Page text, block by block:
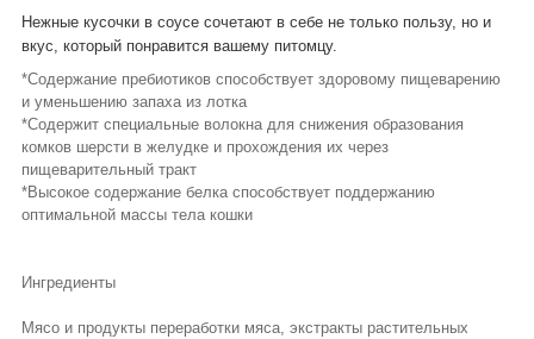
Нежные кусочки в соусе сочетают в себе не только пользу, но и
вкус, который понравится вашему питомцу.
*Содержание пребиотиков способствует здоровому пищеварению
и уменьшению запаха из лотка
*Содержит специальные волокна для снижения образования
комков шерсти в желудке и прохождения их через
пищеварительный тракт
*Высокое содержание белка способствует поддержанию
оптимальной массы тела кошки
Ингредиенты
Мясо и продукты переработки мяса, экстракты растительных